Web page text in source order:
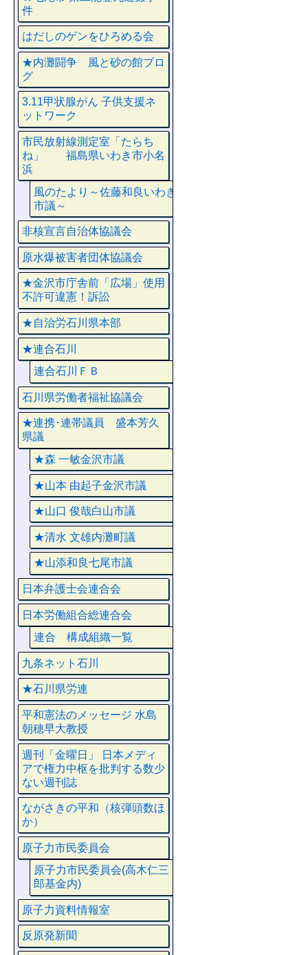
件
はだしのゲンをひろめる会
★内灘闘争 風と砂の館ブロ
グ
3.11甲状腺がん 子供支援ネ
ットワーク
市民放射線測定室「たらち
ね」 福島県いわき市小名
浜
風のたより～佐藤和良いわき
市議～
非核宣言自治体協議会
原水爆被害者団体協議会
★金沢市庁舎前「広場」使用
不許可違憲！訴訟
★自治労石川県本部
★連合石川
連合石川ＦＢ
石川県労働者福祉協議会
★連携･連帯議員 盛本芳久
県議
★森 一敏金沢市議
★山本 由起子金沢市議
★山口 俊哉白山市議
★清水 文雄内灘町議
★山添和良七尾市議
日本弁護士会連合会
日本労働組合総連合会
連合 構成組織一覧
九条ネット石川
★石川県労連
平和憲法のメッセージ 水島
朝穂早大教授
週刊「金曜日」 日本メディ
アで権力中枢を批判する数少
ない週刊誌
ながさきの平和（核弾頭数ほ
か）
原子力市民委員会
原子力市民委員会(高木仁三
郎基金内)
原子力資料情報室
反原発新聞